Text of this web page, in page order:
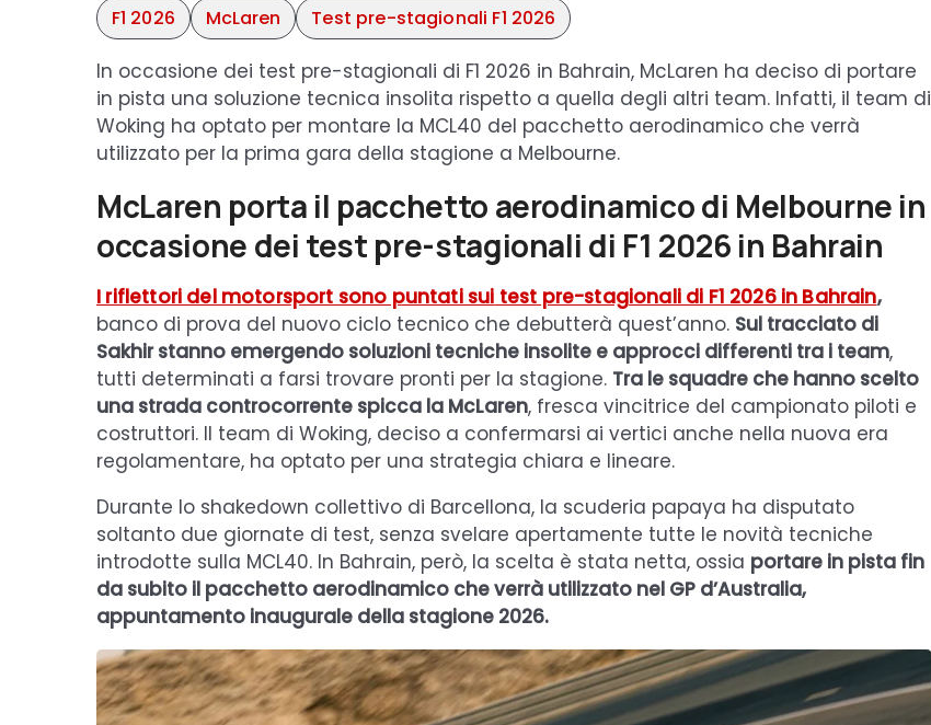
F1 2026
McLaren Test pre-stagionali F1 2026
In occasione dei test pre-stagionali di F1 2026 in Bahrain, McLaren ha deciso di portare
in pista una soluzione tecnica insolita rispetto a quella degli altri team. Infatti, il team di
Woking ha optato per montare la MCL40 del pacchetto aerodinamico che verrà
utilizzato per la prima gara della stagione a Melbourne.
McLaren porta il pacchetto aerodinamico di Melbourne in
occasione dei test pre-stagionali di F1 2026 in Bahrain
I riflettori del motorsport sono puntati sui test pre-stagionali di F1 2026 in Bahrain,
banco di prova del nuovo ciclo tecnico che debutterà quest’anno. Sul tracciato di
Sakhir stanno emergendo soluzioni tecniche insolite e approcci differenti tra i team,
tutti determinati a farsi trovare pronti per la stagione. Tra le squadre che hanno scelto
una strada controcorrente spicca la McLaren, fresca vincitrice del campionato piloti e
costruttori. Il team di Woking, deciso a confermarsi ai vertici anche nella nuova era
regolamentare, ha optato per una strategia chiara e lineare.
Durante lo shakedown collettivo di Barcellona, la scuderia papaya ha disputato
soltanto due giornate di test, senza svelare apertamente tutte le novità tecniche
introdotte sulla MCL40. In Bahrain, però, la scelta è stata netta, ossia portare in pista fin
da subito il pacchetto aerodinamico che verrà utilizzato nel GP d’Australia,
appuntamento inaugurale della stagione 2026.